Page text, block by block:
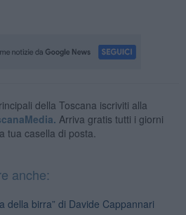
della Toscana iscriviti alla
Arriva gratis tutti i giorni
tua casella di posta.
anche:
della birra” di Davide Cappannari